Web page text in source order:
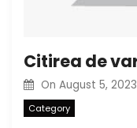
On August 5, 2023
Category